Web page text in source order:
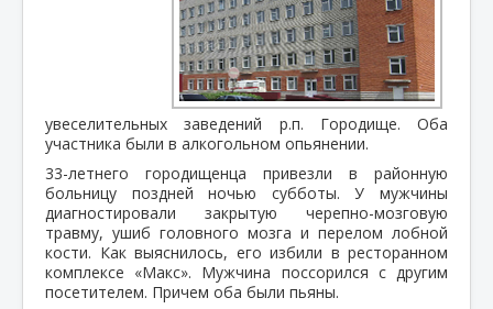
увеселительных заведений р.п. Городище. Оба
участника были в алкогольном опьянении.
33-летнего городищенца привезли в районную
больницу поздней ночью субботы. У мужчины
диагностировали закрытую черепно-мозговую
травму, ушиб головного мозга и перелом лобной
кости. Как выяснилось, его избили в ресторанном
комплексе «Макс». Мужчина поссорился с другим
посетителем. Причем оба были пьяны.